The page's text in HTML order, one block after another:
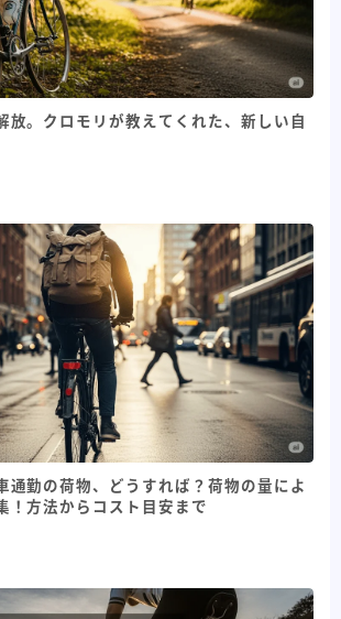
放。クロモリが教えてくれた、新しい自
通勤の荷物、どうすれば？荷物の量によ
！方法からコスト目安まで